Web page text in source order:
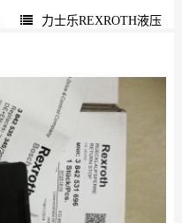
力士乐REXROTH液压